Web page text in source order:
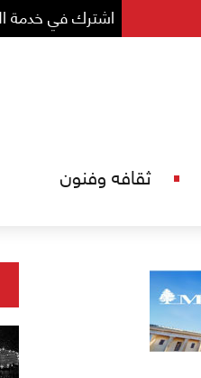
اشترك في خدمة
ثقافه وفنون